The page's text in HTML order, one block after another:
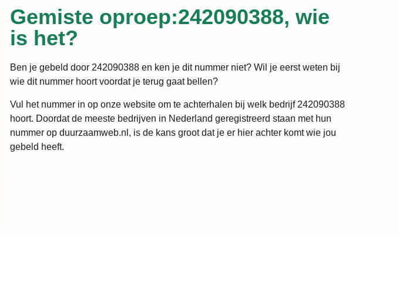
Gemiste oproep:242090388, wie
is het?
Ben je gebeld door 242090388 en ken je dit nummer niet? Wil je eerst weten bij
wie dit nummer hoort voordat je terug gaat bellen?
Vul het nummer in op onze website om te achterhalen bij welk bedrijf 242090388
hoort. Doordat de meeste bedrijven in Nederland geregistreerd staan met hun
nummer op duurzaamweb.nl, is de kans groot dat je er hier achter komt wie jou
gebeld heeft.